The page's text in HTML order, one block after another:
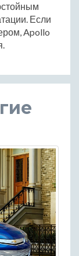
Если
Apollo